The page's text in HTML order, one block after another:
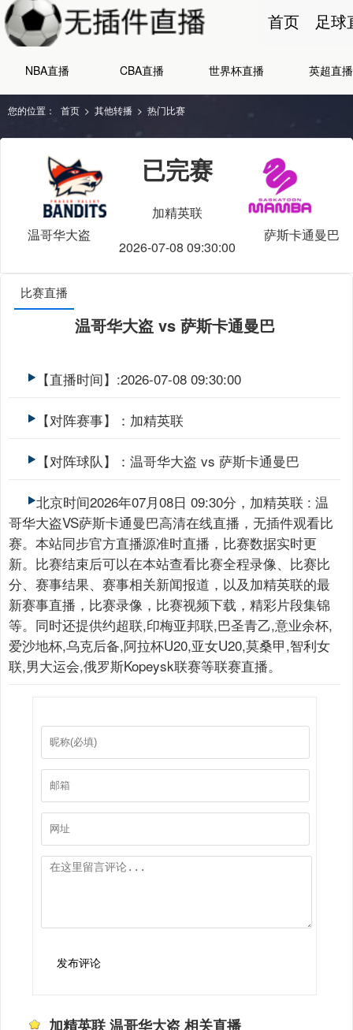
首页 足球
NBA直播 CBA直播 世界杯直播 英超直播
您的位置： 首页 > 其他转播 > 热门比赛
温哥华大盗
已完赛
加精英联
2026-07-08 09:30:00
萨斯卡通曼巴
比赛直播
温哥华大盗 vs 萨斯卡通曼巴
【直播时间】:2026-07-08 09:30:00
【对阵赛事】：加精英联
【对阵球队】：温哥华大盗 vs 萨斯卡通曼巴
北京时间2026年07月08日 09:30分，加精英联 : 温
哥华大盗VS萨斯卡通曼巴高清在线直播，无插件观看比
赛。本站同步官方直播源准时直播，比赛数据实时更
新。比赛结束后可以在本站查看比赛全程录像、比赛比
分、赛事结果、赛事相关新闻报道，以及加精英联的最
新赛事直播，比赛录像，比赛视频下载，精彩片段集锦
等。同时还提供约超联,印梅亚邦联,巴圣青乙,意业余杯,
爱沙地杯,乌克后备,阿拉杯U20,亚女U20,莫桑甲,智利女
联,男大运会,俄罗斯Kopeysk联赛等联赛直播。
发布评论
加精英联 温哥华大盗 相关直播